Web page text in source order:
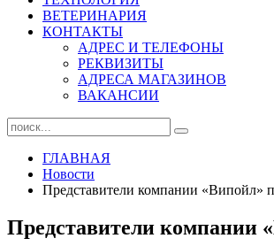
ВЕТЕРИНАРИЯ
КОНТАКТЫ
АДРЕС И ТЕЛЕФОНЫ
РЕКВИЗИТЫ
АДРЕСА МАГАЗИНОВ
ВАКАНСИИ
ГЛАВНАЯ
Новости
Представители компании «Випойл»
Представители компании